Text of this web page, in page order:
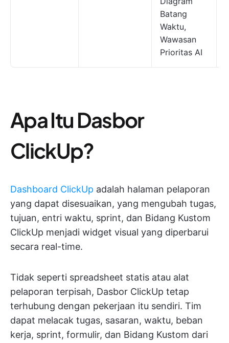
Batang
Waktu,
Wawasan
Prioritas AI
Apa Itu Dasbor
ClickUp?
Dashboard ClickUp adalah halaman pelaporan
yang dapat disesuaikan, yang mengubah tugas,
tujuan, entri waktu, sprint, dan Bidang Kustom
ClickUp menjadi widget visual yang diperbarui
secara real-time.
Tidak seperti spreadsheet statis atau alat
pelaporan terpisah, Dasbor ClickUp tetap
terhubung dengan pekerjaan itu sendiri. Tim
dapat melacak tugas, sasaran, waktu, beban
kerja, sprint, formulir, dan Bidang Kustom dari